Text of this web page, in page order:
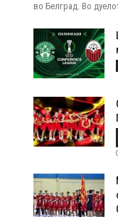
во Белград. Во